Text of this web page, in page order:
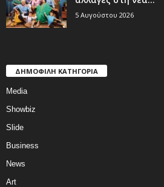
5 Αυγούστου 2026
ΔΗΜΟΦΙΛΗ ΚΑΤΗΓΟΡΙΑ
Media
Showbiz
Slide
Business
News
Art